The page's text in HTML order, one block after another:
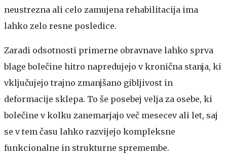
neustrezna ali celo zamujena rehabilitacija ima
lahko zelo resne posledice.
Zaradi odsotnosti primerne obravnave lahko sprva
blage bolečine hitro napredujejo v kronična stanja, ki
vključujejo trajno zmanjšano gibljivost in
deformacije sklepa. To še posebej velja za osebe, ki
bolečine v kolku zanemarjajo več mesecev ali let, saj
se v tem času lahko razvijejo kompleksne
funkcionalne in strukturne spremembe.